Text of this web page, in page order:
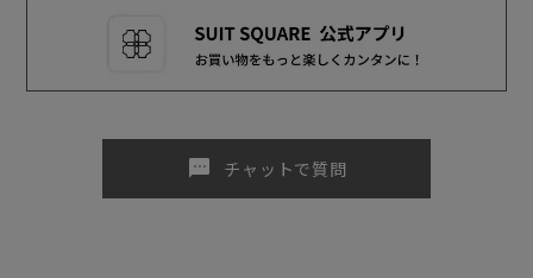
sms チャットで質問